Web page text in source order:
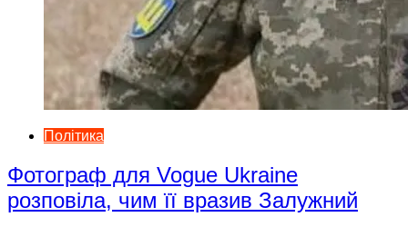
Політика
Фотограф для Vogue Ukraine
розповіла, чим її вразив Залужний